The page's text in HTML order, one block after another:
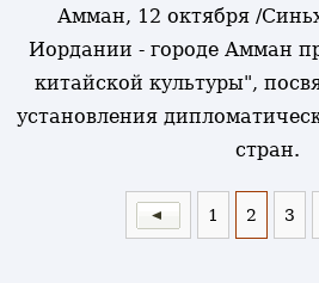
Амман, 12 октября /
Иордании - городе Амман
китайской культуры",
установления
стран.
1 2 3